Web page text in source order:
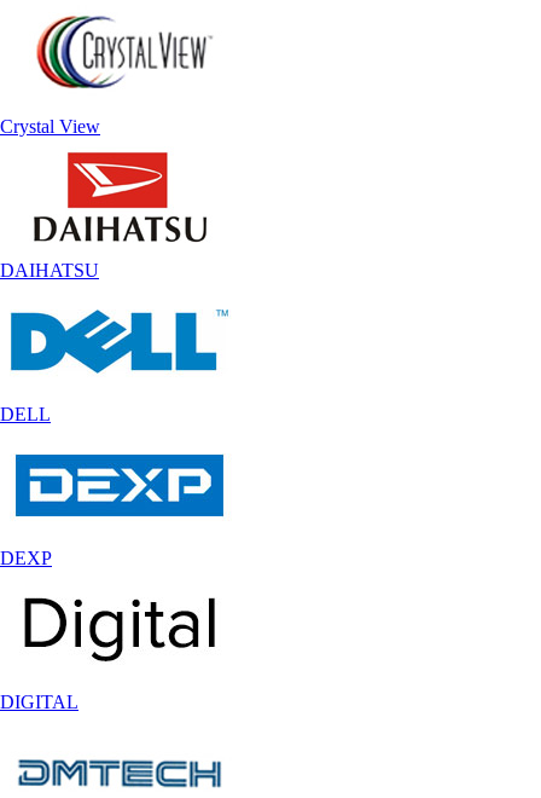
Crystal View
DAIHATSU
DELL
DEXP
DIGITAL